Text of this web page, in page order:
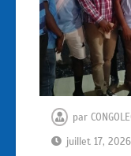
par
juillet 17, 2026